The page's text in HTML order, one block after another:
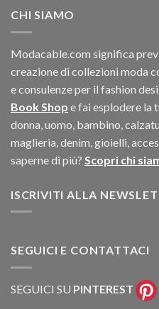
CHI SIAMO
Modacable.com significa
creazione di collezioni moda
e consulenze per il fashion
Book Shop e fai esplodere la
donna, uomo, bambino,
maglieria, denim, gioielli,
saperne di più? Scopri chi
ISCRIVITI ALLA
SEGUICI E CONTATTACI
SEGUICI SU PINTEREST